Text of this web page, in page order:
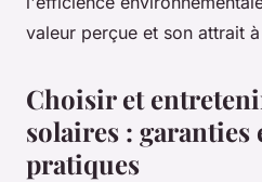
valeur perçue et son attrait
Choisir et
solaires : garanties
pratiques